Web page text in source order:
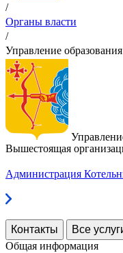
/
Органы власти
/
Управление
Вышестоящая
Администрация
Контакты Все
Общая информация